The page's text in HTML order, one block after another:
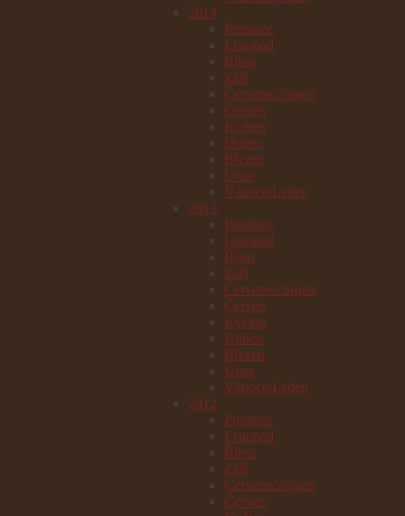
2014
Prosinec
Listopad
Říjen
Září
Červenec/Srpen
Červen
Květen
Duben
Březen
Únor
Vánoce/Leden
2013
Prosinec
Listopad
Říjen
Září
Červenec/Srpen
Červen
Květen
Duben
Březen
Únor
Vánoce/Leden
2012
Prosinec
Listopad
Říjen
Září
Červenec/Srpen
Červen